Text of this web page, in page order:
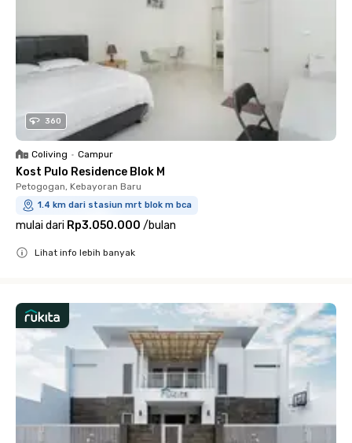
360
Coliving • Campur
Kost Pulo Residence Blok M
Petogogan, Kebayoran Baru
1.4 km dari stasiun mrt blok m bca
mulai dari Rp3.050.000 /bulan
Lihat info lebih banyak